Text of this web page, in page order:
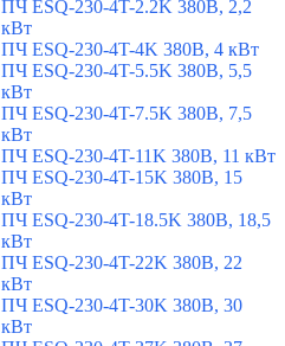
ПЧ ESQ-230-4T-2.2K 380В, 2,2
кВт
ПЧ ESQ-230-4T-4K 380В, 4 кВт
ПЧ ESQ-230-4T-5.5K 380В, 5,5
кВт
ПЧ ESQ-230-4T-7.5K 380В, 7,5
кВт
ПЧ ESQ-230-4T-11K 380В, 11 кВт
ПЧ ESQ-230-4T-15K 380В, 15
кВт
ПЧ ESQ-230-4T-18.5K 380В, 18,5
кВт
ПЧ ESQ-230-4T-22K 380В, 22
кВт
ПЧ ESQ-230-4T-30K 380В, 30
кВт